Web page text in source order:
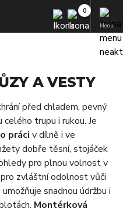
Menu
A VESTY
před chladem, pevný
trupu i rukou. Je
práci v dílně i ve
dobře těsní, stojáček
pro plnou volnost v
zvláštní odolnost vůči
snadnou údržbu i
Montérková